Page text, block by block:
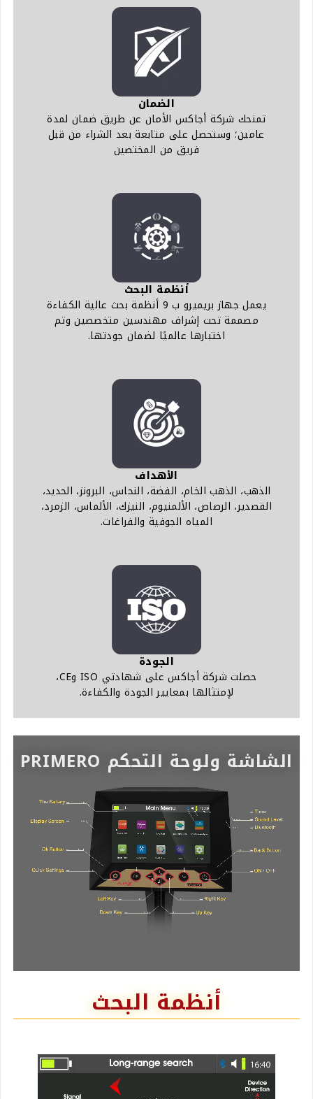
الضمان
تمنحك شركة أجاكس الأمان عن طريق ضمان لمدة
عامين؛ وستحصل على متابعة بعد الشراء من قبل
فريق من المختصين
أنظمة البحث
يعمل جهاز بريميرو ب 9 أنظمة بحث عالية الكفاءة
مصممة تحت إشراف مهندسين متخصصين وتم
اختبارها عالميًا لضمان جودتها.
الأهداف
الذهب، الذهب الخام، الفضة، النحاس، البرونز، الحديد،
القصدير، الرصاص، الألمنيوم، النيزك، الألماس، الزمرد،
المياه الجوفية والفراغات.
الجودة
حصلت شركة أجاكس على شهادتي ISO وCE،
لإمتثالها بمعايير الجودة والكفاءة.
الشاشة ولوحة التحكم PRIMERO
أنظمة البحث